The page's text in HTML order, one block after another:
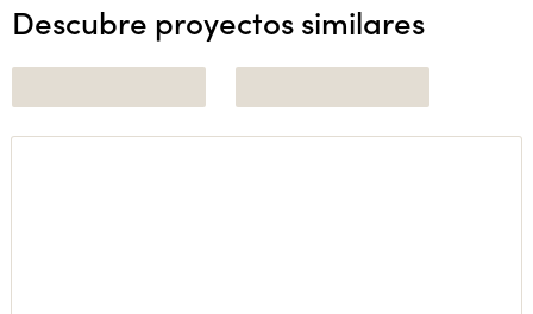
Descubre proyectos similares